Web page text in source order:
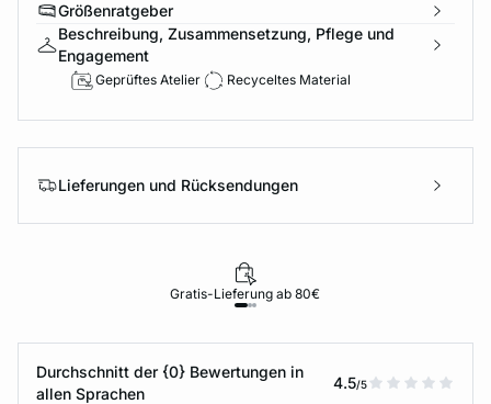
Größenratgeber
Beschreibung, Zusammensetzung, Pflege und
Engagement
Geprüftes Atelier Recyceltes Material
Lieferungen und Rücksendungen
Gratis-Lieferung ab 80€
Durchschnitt der {0} Bewertungen in
allen Sprachen
4.5/5